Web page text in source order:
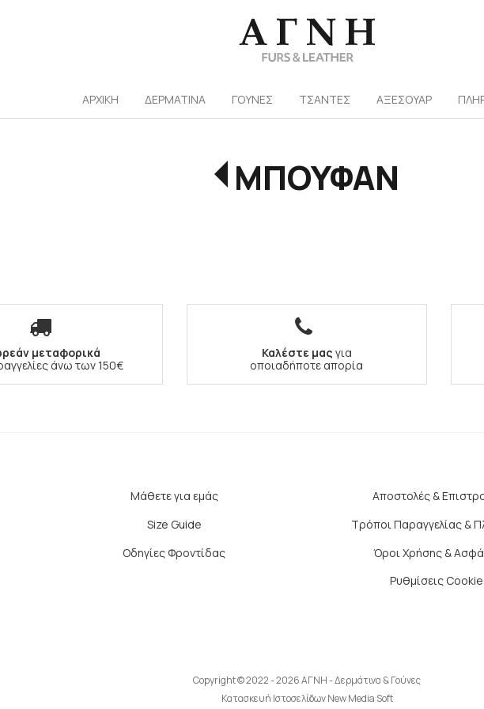
ΑΡΧΙΚΗ ΔΕΡΜΑΤΙΝΑ ΓΟΥΝΕΣ ΤΣΑΝΤΕΣ ΑΞΕΣΟΥΑΡ
ΜΠΟΥΦΑΝ
μεταφορικά
άνω των 150€
Καλέστε μας για
οποιαδήποτε απορία
Μάθετε για εμάς
Size Guide
Οδηγίες Φροντίδας
Αποστολές &
Τρόποι Παραγγελίας &
Όροι Χρήσης &
Ρυθμίσεις
Copyright © 2022 - 2026 ΑΓΝΗ - Δερμάτινα & Γούνες
Κατασκευή Ιστοσελίδων New Media Soft